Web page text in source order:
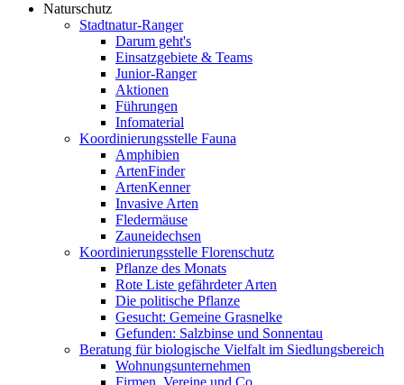
Naturschutz
Stadtnatur-Ranger
Darum geht's
Einsatzgebiete & Teams
Junior-Ranger
Aktionen
Führungen
Infomaterial
Koordinierungsstelle Fauna
Amphibien
ArtenFinder
ArtenKenner
Invasive Arten
Fledermäuse
Zauneidechsen
Koordinierungsstelle Florenschutz
Pflanze des Monats
Rote Liste gefährdeter Arten
Die politische Pflanze
Gesucht: Gemeine Grasnelke
Gefunden: Salzbinse und Sonnentau
Beratung für biologische Vielfalt im Siedlungsbereich
Wohnungsunternehmen
Firmen, Vereine und Co.